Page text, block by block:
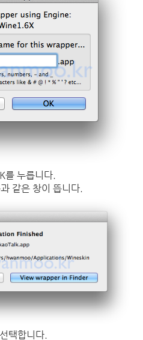
를 누릅니다.
같은 창이 뜹니다.
택합니다.